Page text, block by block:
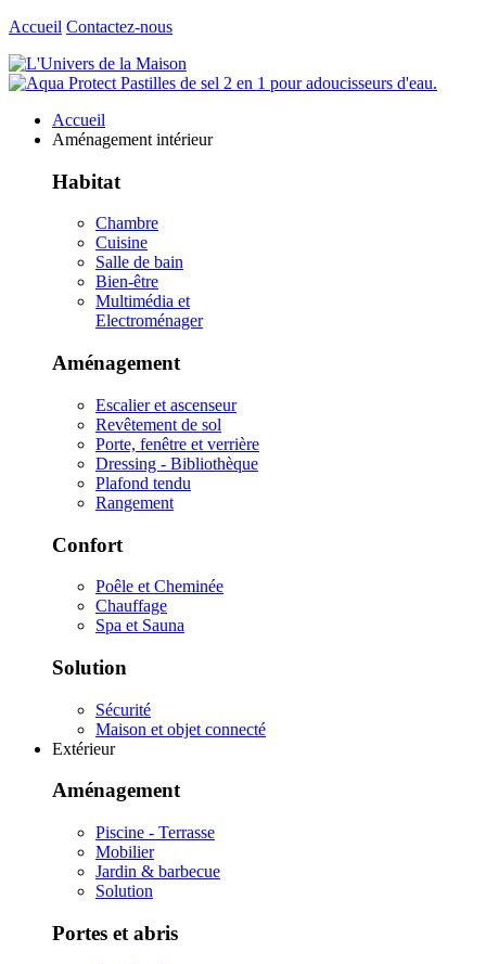
Accueil Contactez-nous
Accueil
Aménagement intérieur
Habitat
Chambre
Cuisine
Salle de bain
Bien-être
Multimédia et
Electroménager
Aménagement
Escalier et ascenseur
Revêtement de sol
Porte, fenêtre et verrière
Dressing - Bibliothèque
Plafond tendu
Rangement
Confort
Poêle et Cheminée
Chauffage
Spa et Sauna
Solution
Sécurité
Maison et objet connecté
Extérieur
Aménagement
Piscine - Terrasse
Mobilier
Jardin & barbecue
Solution
Portes et abris